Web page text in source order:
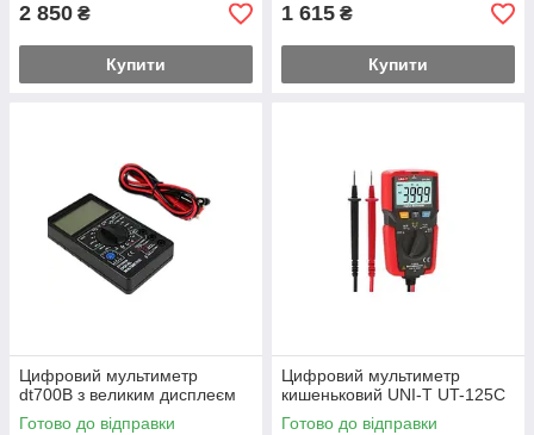
2 850 ₴
Купити
1 615 ₴
Купити
Цифровий мультиметр
dt700B з великим дисплеєм
Готово до відправки
Цифровий мультиметр
кишеньковий UNI-T UT-125C
Готово до відправки